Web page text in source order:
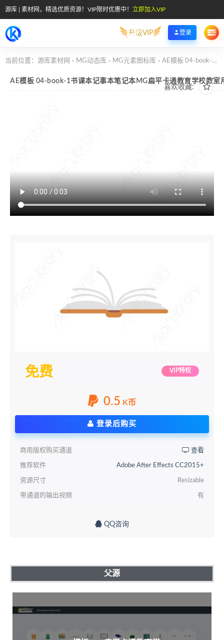
源库 | 素材网，精选优质资源！VIP限时优惠中！ 立即加入VIP
升级VIP 登录
当前位置： 源库素材网 > MG动态库 > MG元素图标库 > AE模板 04-book-1书课本记事本笔记本MG扁平卡通教育学校教室用具元素图标
喜欢收藏:
AE模板 04-book-1书课本记事本笔记本MG扁平卡通教育学校教室
免费 VIP特权
0.5 K币
登录后购买
商用版权购买通道 查看
推荐软件 Adobe After Effects CC2015+
资源尺寸 Resizable
带通道的输出视频 有
QQ咨询
父源